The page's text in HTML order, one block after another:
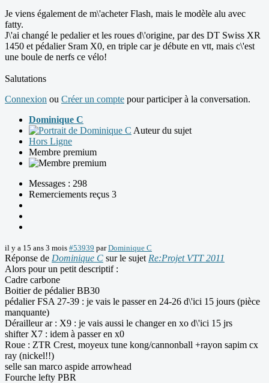
Je viens également de m\'acheter Flash, mais le modèle alu avec
fatty.
J\'ai changé le pedalier et les roues d\'origine, par des DT Swiss XR
1450 et pédalier Sram X0, en triple car je débute en vtt, mais c\'est
une boule de nerfs ce vélo!
Salutations
Connexion ou Créer un compte pour participer à la conversation.
Dominique C
Auteur du sujet
Hors Ligne
Membre premium
Messages : 298
Remerciements reçus 3
il y a 15 ans 3 mois #53939 parDominique C
Réponse de Dominique C sur le sujet Re:Projet VTT 2011
Alors pour un petit descriptif :
Cadre carbone
Boitier de pédalier BB30
pédalier FSA 27-39 : je vais le passer en 24-26 d\'ici 15 jours (pièce
manquante)
Dérailleur ar : X9 : je vais aussi le changer en xo d\'ici 15 jrs
shifter X7 : idem à passer en x0
Roue : ZTR Crest, moyeux tune kong/cannonball +rayon sapim cx
ray (nickel!!)
selle san marco aspide arrowhead
Fourche lefty PBR